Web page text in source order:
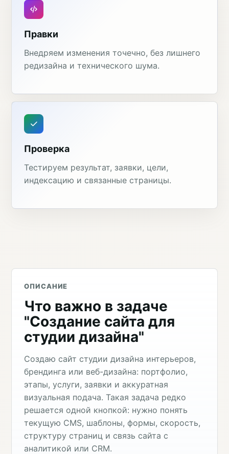
Правки
Внедряем изменения точечно, без лишнего
редизайна и технического шума.
Проверка
Тестируем результат, заявки, цели,
индексацию и связанные страницы.
ОПИСАНИЕ
Что важно в задаче
"Создание сайта для
студии дизайна"
Создаю сайт студии дизайна интерьеров,
брендинга или веб-дизайна: портфолио,
этапы, услуги, заявки и аккуратная
визуальная подача. Такая задача редко
решается одной кнопкой: нужно понять
текущую CMS, шаблоны, формы, скорость,
структуру страниц и связь сайта с
аналитикой или CRM.